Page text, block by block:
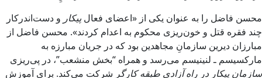
محسن فاضل را به عنوان يکى از «‌اعضاى فعال پيکار و دست‌اندرکار
چند فقره قتل و خون‌ريزى محکوم به اعدام کردند». محسن فاضل از
مبارزان ديرين سازمانِ مجاهدين بود که در جريان مبارزه به
مارکسيسم‌ ـ لنينيسم مى‌رسد و همراه “‌بخش‏ منشعب‌”، در پى‌ريزى
سازمان ‌پيکار در راه آزادى طبقه‌ کارگر شرکت مى‌کند. براى آموزشِ